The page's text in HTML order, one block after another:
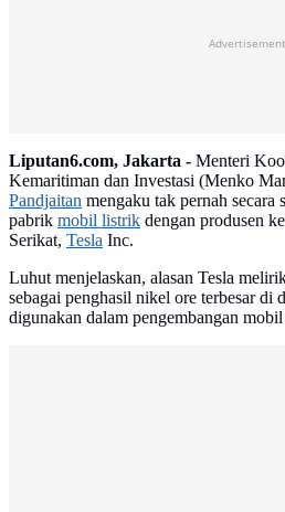
Advertisement
Liputan6.com, Jakarta - Menteri
Kemaritiman dan Investasi (Menko
Pandjaitan mengaku tak pernah secara
pabrik mobil listrik dengan produsen
Serikat, Tesla Inc.
Luhut menjelaskan, alasan Tesla
sebagai penghasil nikel ore terbesar di
digunakan dalam pengembangan